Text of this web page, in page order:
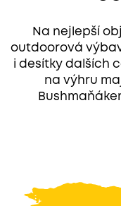
Na nejlepší
outdoorová
i desítky dalších
na výhru